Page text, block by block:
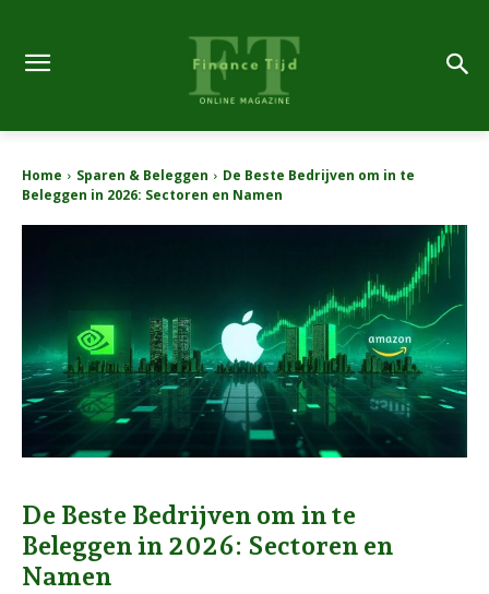
Home Sparen & Beleggen
De Beste Bedrijven om in te
Beleggen in 2026: Sectoren en Namen
De Beste Bedrijven om in te
Beleggen in 2026: Sectoren en
Namen